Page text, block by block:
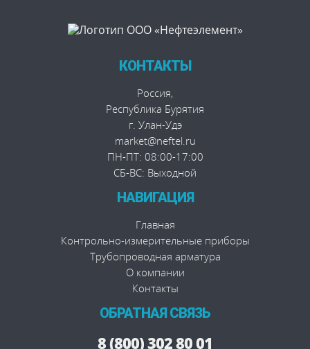
КОНТАКТЫ
Россия,
Республика Бурятия
г. Улан-Удэ
market@neftel.ru
ПН-ПТ: 08:00-17:00
СБ-ВС: Выходной
НАВИГАЦИЯ
Главная
Контрольно-измерительные приборы
Трубопроводная арматура
О компании
Контакты
ОБРАТНАЯ СВЯЗЬ
8 (800) 302 80 01